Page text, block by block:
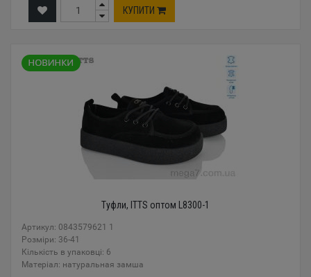
КУПИТИ
Туфли, ITTS оптом L8300-1
Артикул: 0843579621 1
Розміри: 36-41
Кількість в упаковці: 6
Mатеріал: натуральная замша